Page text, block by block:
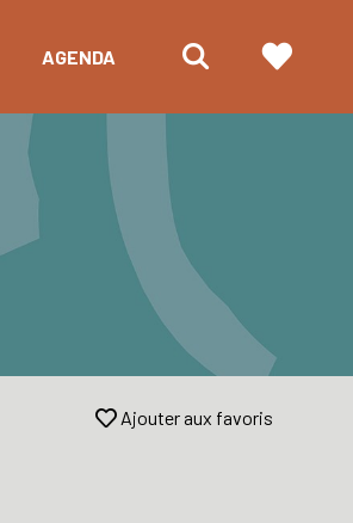
AGENDA
Ajouter aux favoris